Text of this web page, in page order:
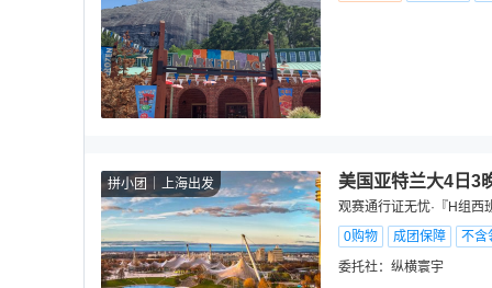
拼小团 上海出发 美国亚特兰大4日3
观赛通行证无忧·『H组西
0购物
成团保障
不含
委托社： 纵横寰宇